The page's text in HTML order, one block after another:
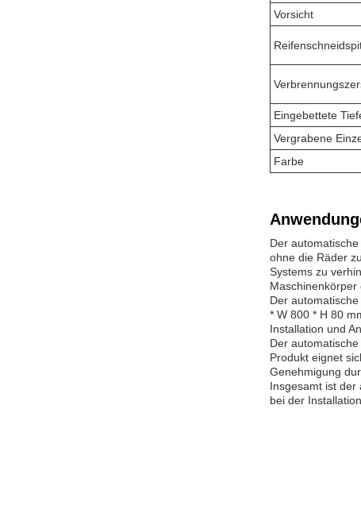
Vorsicht
Eingebettete
Vergrabene
Farbe
Der
ohne die Räder
Systems zu
Maschinenkörper
Der
* W 800 * H 80
Installation und
Der
Produkt eignet
Genehmigung
Insgesamt ist der
bei der